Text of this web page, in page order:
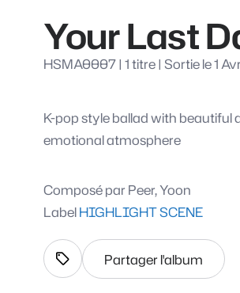
Connexion
Your Last
HSMA0007| 1 titre| Sortie le 1
K-pop style ballad with beautiful
emotional atmosphere
Composé par Peer, Yoon
LabelHIGHLIGHT SCENE
Afficher les tags
Partager l'album